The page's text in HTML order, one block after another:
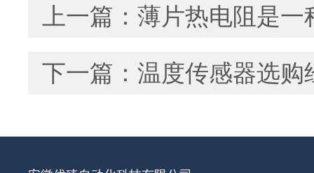
上一篇： 薄片热电阻是一
下一篇： 温度传感器选购